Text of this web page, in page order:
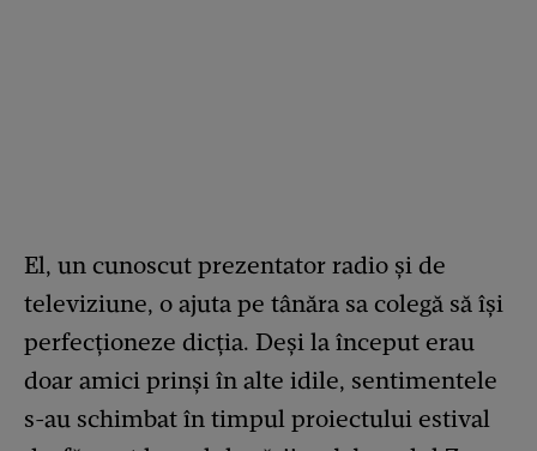
El, un cunoscut prezentator radio și de
televiziune, o ajuta pe tânăra sa colegă să își
perfecționeze dicția. Deși la început erau
doar amici prinși în alte idile, sentimentele
s-au schimbat în timpul proiectului estival